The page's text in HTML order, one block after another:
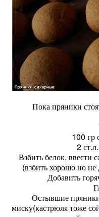
Пока пряники
100 гр
2
Взбить белок, ввести
(взбить хорошо но
Добавить
Остывшие
миску(кастрюля тоже